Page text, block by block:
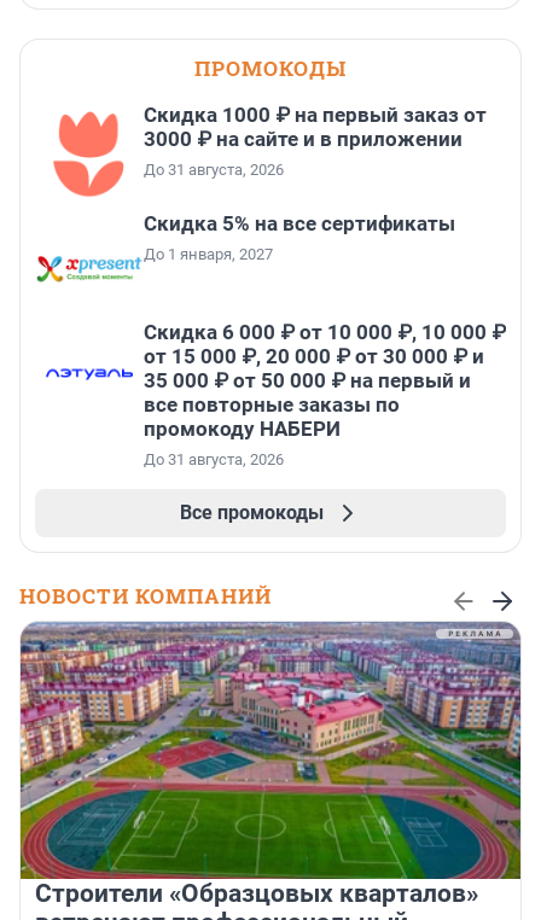
ПРОМОКОДЫ
Скидка 1000 ₽ на первый заказ от
3000 ₽ на сайте и в приложении
До 31 августа, 2026
Скидка 5% на все сертификаты
До 1 января, 2027
Скидка 6 000 ₽ от 10 000 ₽, 10 000 ₽
от 15 000 ₽, 20 000 ₽ от 30 000 ₽ и
35 000 ₽ от 50 000 ₽ на первый и
все повторные заказы по
промокоду НАБЕРИ
До 31 августа, 2026
Все промокоды
НОВОСТИ КОМПАНИЙ
Строители «Образцовых кварталов»